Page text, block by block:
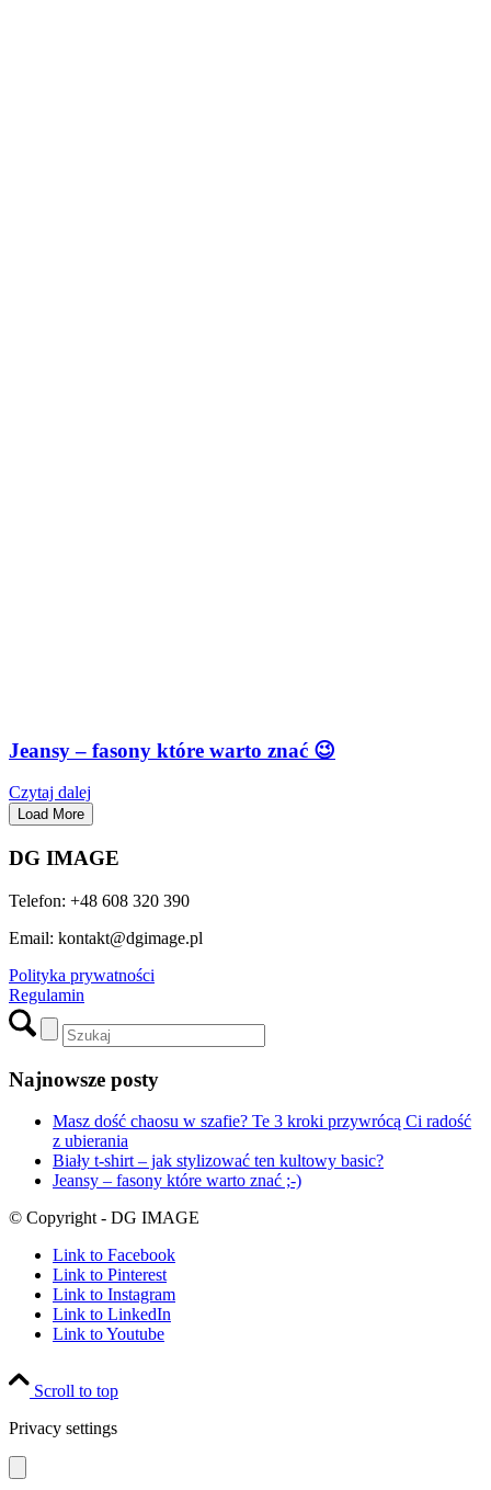
Jeansy – fasony które warto znać 😉
Czytaj dalej
Load More
DG IMAGE
Telefon: +48 608 320 390
Email: kontakt@dgimage.pl
Polityka prywatności
Regulamin
Najnowsze posty
Masz dość chaosu w szafie? Te 3 kroki przywrócą Ci radość
z ubierania
Biały t-shirt – jak stylizować ten kultowy basic?
Jeansy – fasony które warto znać ;-)
© Copyright - DG IMAGE
Link to Facebook
Link to Pinterest
Link to Instagram
Link to LinkedIn
Link to Youtube
Scroll to top
Privacy settings